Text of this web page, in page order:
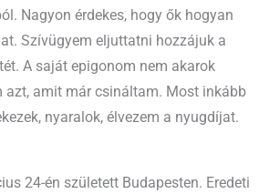
Nagyon érdekes, hogy ők hogyan
Szívügyem eljuttatni hozzájuk a
A saját epigonom nem akarok
azt, amit már csináltam. Most inkább
nyaralok, élvezem a nyugdíjat.
24-én született Budapesten. Eredeti